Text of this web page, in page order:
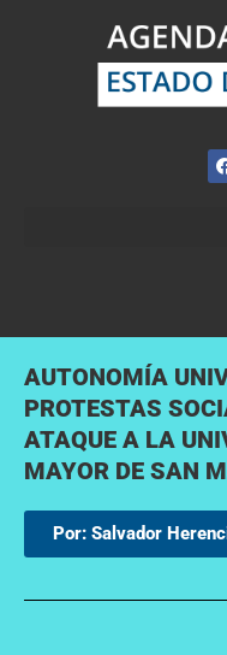
AUTONOMÍA
PROTESTAS
ATAQUE A LA
MAYOR DE SAN
Por: Salvador